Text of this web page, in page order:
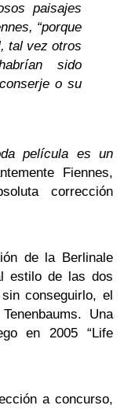
paisajes
“porque
tal vez otros
sido
o su
película es un
Fiennes,
corrección
de la Berlinale
estilo de las dos
conseguirlo, el
Una
en 2005 “Life
a concurso,